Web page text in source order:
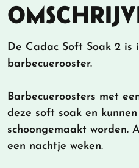
De Cadac Soft Soak 2 is
barbecuerooster.
Barbecueroosters met
deze soft soak en
schoongemaakt worden.
een nachtje weken.